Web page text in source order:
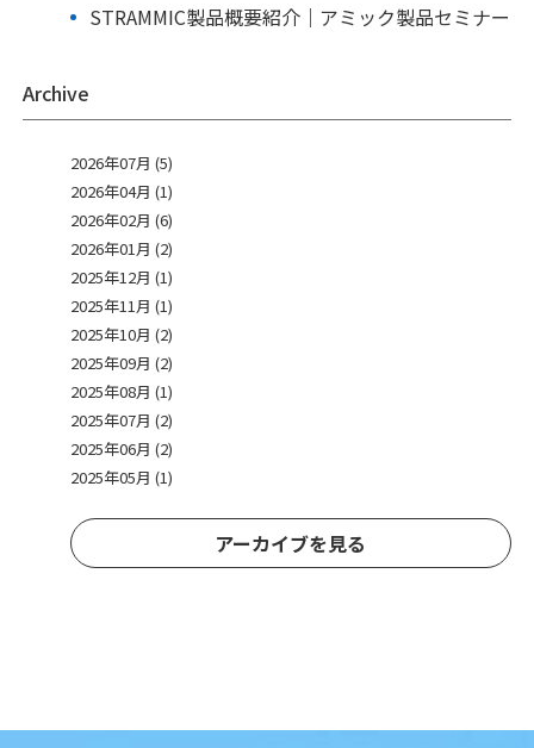
STRAMMIC製品概要紹介｜アミック製品セミナー
Archive
2026年07月 (5)
2026年04月 (1)
2026年02月 (6)
2026年01月 (2)
2025年12月 (1)
2025年11月 (1)
2025年10月 (2)
2025年09月 (2)
2025年08月 (1)
2025年07月 (2)
2025年06月 (2)
2025年05月 (1)
アーカイブを見る